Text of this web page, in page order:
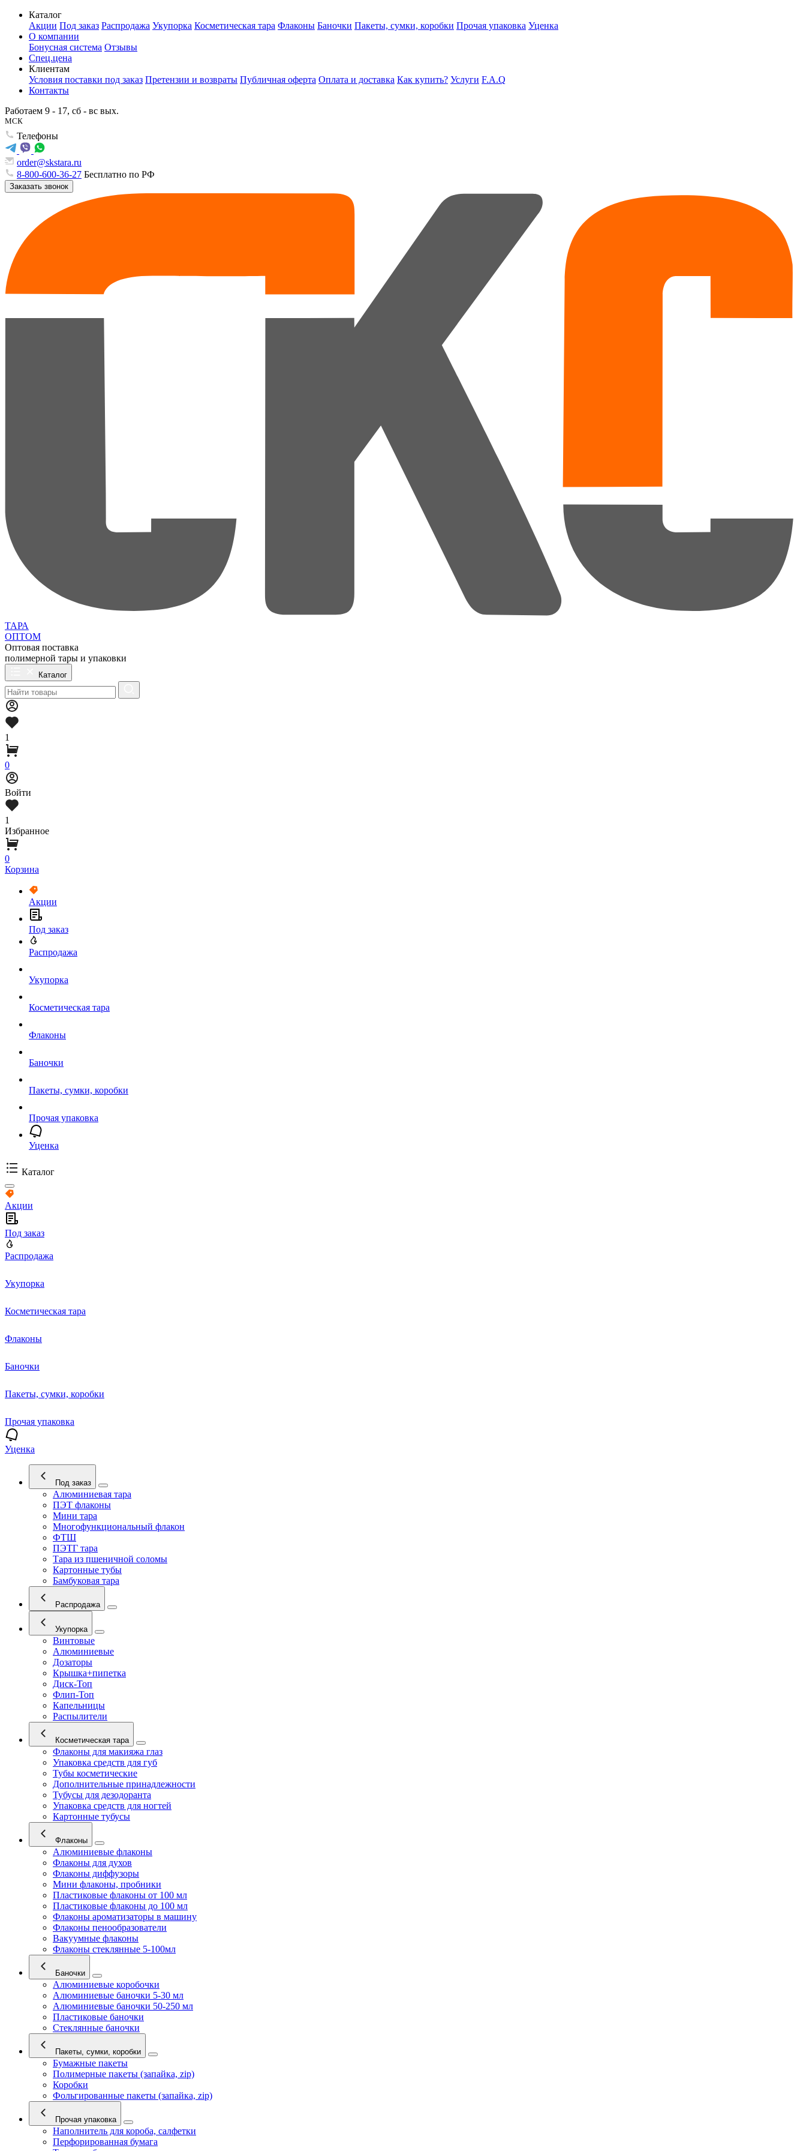
Каталог
Акции Под заказ Распродажа Укупорка Косметическая тара Флаконы Баночки Пакеты, сумки, коробки Прочая упаковка Уценка
О компании
Бонусная система Отзывы
Спец.цена
Клиентам
Условия поставки под заказ Претензии и возвраты Публичная оферта Оплата и доставка Как купить? Услуги F.A.Q
Контакты
Работаем 9 - 17, сб - вс вых.
МСК
Телефоны
order@skstara.ru
8-800-600-36-27 Бесплатно по РФ
Заказать звонок
ТАРА
ОПТОМ
Оптовая поставка
полимерной тары и упаковки
Каталог
1
0
Войти
1
Избранное
0
Корзина
Акции
Под заказ
Распродажа
Укупорка
Косметическая тара
Флаконы
Баночки
Пакеты, сумки, коробки
Прочая упаковка
Уценка
Каталог
Акции
Под заказ
Распродажа
Укупорка
Косметическая тара
Флаконы
Баночки
Пакеты, сумки, коробки
Прочая упаковка
Уценка
Под заказ
Алюминиевая тара
ПЭТ флаконы
Мини тара
Многофункциональный флакон
ФТШ
ПЭТГ тара
Тара из пшеничной соломы
Картонные тубы
Бамбуковая тара
Распродажа
Укупорка
Винтовые
Алюминиевые
Дозаторы
Крышка+пипетка
Диск-Топ
Флип-Топ
Капельницы
Распылители
Косметическая тара
Флаконы для макияжа глаз
Упаковка средств для губ
Тубы косметические
Дополнительные принадлежности
Тубусы для дезодоранта
Упаковка средств для ногтей
Картонные тубусы
Флаконы
Алюминиевые флаконы
Флаконы для духов
Флаконы диффузоры
Мини флаконы, пробники
Пластиковые флаконы от 100 мл
Пластиковые флаконы до 100 мл
Флаконы ароматизаторы в машину
Флаконы пенообразователи
Вакуумные флаконы
Флаконы стеклянные 5-100мл
Баночки
Алюминиевые коробочки
Алюминиевые баночки 5-30 мл
Алюминиевые баночки 50-250 мл
Пластиковые баночки
Стеклянные баночки
Пакеты, сумки, коробки
Бумажные пакеты
Полимерные пакеты (запайка, zip)
Коробки
Фольгированные пакеты (запайка, zip)
Прочая упаковка
Наполнитель для короба, салфетки
Перфорированная бумага